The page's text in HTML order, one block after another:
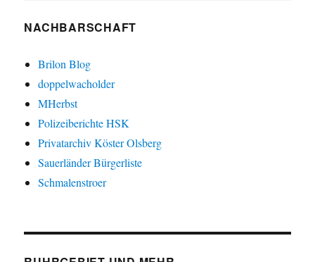
NACHBARSCHAFT
Brilon Blog
doppelwacholder
MHerbst
Polizeiberichte HSK
Privatarchiv Köster Olsberg
Sauerländer Bürgerliste
Schmalenstroer